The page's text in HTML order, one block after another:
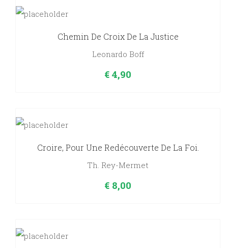
Chemin De Croix De La Justice
Leonardo Boff
€ 4,90
Croire, Pour Une Redécouverte De La Foi.
Th. Rey-Mermet
€ 8,00